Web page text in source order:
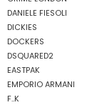
DANIELE FIESOLI
DICKIES
DOCKERS
DSQUARED2
EASTPAK
EMPORIO ARMANI
F..K